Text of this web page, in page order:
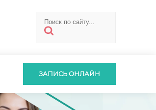
ЗАПИСЬ ОНЛАЙН